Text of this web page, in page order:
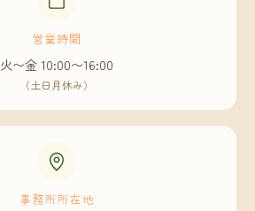
営業時間
火〜金 10:00〜16:00
（土日月休み）
事務所所在地